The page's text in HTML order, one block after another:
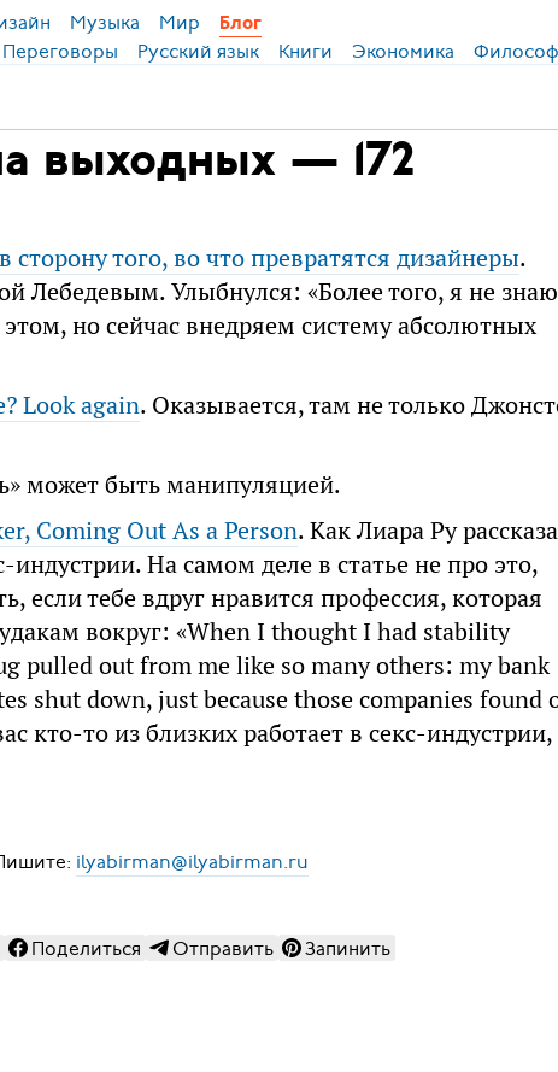
Музыка Мир Блог
Переговоры Русский язык Книги Экономика
выходных — 172
сторону того, во что превратятся дизайнеры.
Лебедевым. Улыбнулся: «Более того, я не
но сейчас внедряем систему абсолютных
Look again. Оказывается, там не только
может быть манипуляцией.
Coming Out As a Person. Как Лиара Ру
индустрии. На самом деле в статье не про это,
если тебе вдруг нравится профессия, которая
вокруг: «When I thought I had stability
pulled out from me like so many others: my bank
shut down, just because those companies found
кто-то из близких работает в секс-индустрии,
ilyabirman@ilyabirman.ru
Поделиться Отправить Запинить